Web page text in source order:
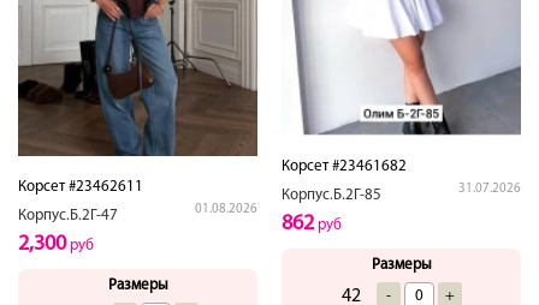
Корсет #23462611
Корпус.Б.2Г-47
01.08.2026
2,300руб
Размеры
Корсет #23461682
Корпус.Б.2Г-85
31.07.2026
862руб
Размеры
42 - +